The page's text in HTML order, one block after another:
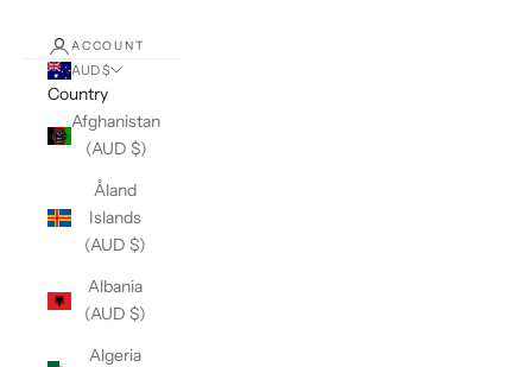
ACCOUNT
AUD $
Country
Afghanistan
(AUD $)
Åland
Islands
(AUD $)
Albania
(AUD $)
Algeria